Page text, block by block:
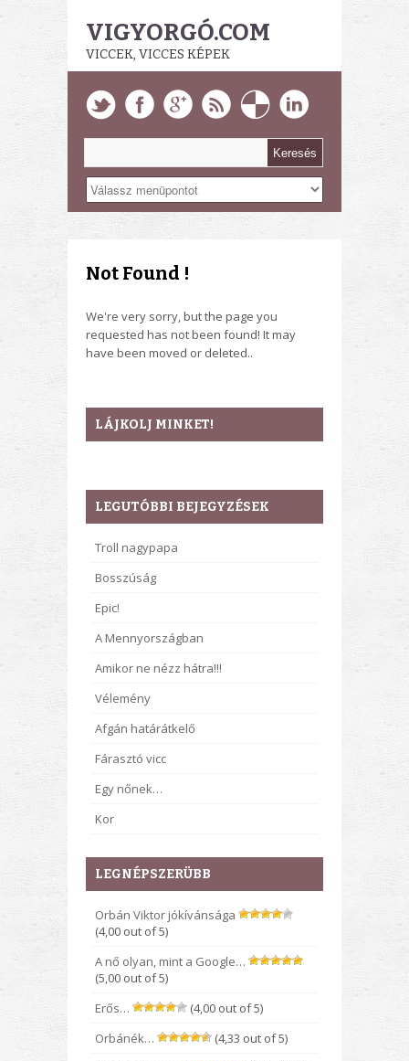
VIGYORGÓ.COM
VICCEK, VICCES KÉPEK
Not Found !
We're very sorry, but the page you
requested has not been found! It may
have been moved or deleted..
LÁJKOLJ MINKET!
LEGUTÓBBI BEJEGYZÉSEK
Troll nagypapa
Bosszúság
Epic!
A Mennyországban
Amikor ne nézz hátra!!!
Vélemény
Afgán határátkelő
Fárasztó vicc
Egy nőnek…
Kor
LEGNÉPSZERÜBB
Orbán Viktor jókívánsága
(4,00 out of 5)
A nő olyan, mint a Google…
(5,00 out of 5)
Erős…
(4,00 out of 5)
Orbánék…
(4,33 out of 5)